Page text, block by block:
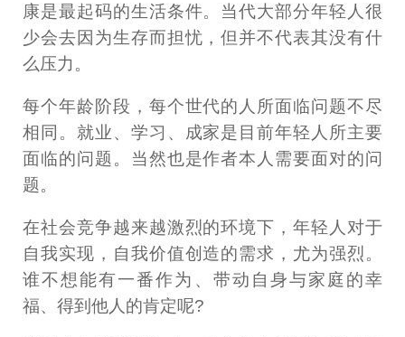
康是最起码的生活条件。当代大部分年轻人很
少会去因为生存而担忧，但并不代表其没有什
么压力。
每个年龄阶段，每个世代的人所面临问题不尽
相同。就业、学习、成家是目前年轻人所主要
面临的问题。当然也是作者本人需要面对的问
题。
在社会竞争越来越激烈的环境下，年轻人对于
自我实现，自我价值创造的需求，尤为强烈。
谁不想能有一番作为、带动自身与家庭的幸
福、得到他人的肯定呢?